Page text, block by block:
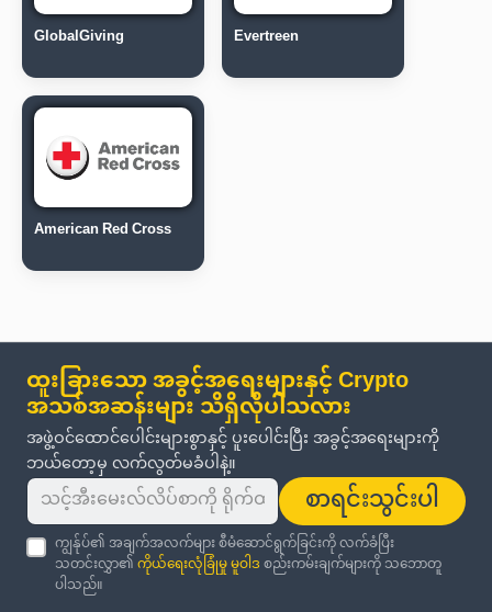
GlobalGiving Evertreen
American Red Cross
ထူးခြားသော အခွင့်အရေးများနှင့် Crypto
အသစ်အဆန်းများ သိရှိလိုပါသလား
အဖွဲ့ဝင်ထောင်ပေါင်းများစွာနှင့် ပူးပေါင်းပြီး အခွင့်အရေးများကို
ဘယ်တော့မှ လက်လွတ်မခံပါနဲ့။
စာရင်းသွင်းပါ
ကျွန်ုပ်၏ အချက်အလက်များ စီမံဆောင်ရွက်ခြင်းကို လက်ခံပြီး
သတင်းလွှာ၏ကိုယ်ရေးလုံခြုံမှု မူဝါဒစည်းကမ်းချက်များကို သဘောတူ
ပါသည်။